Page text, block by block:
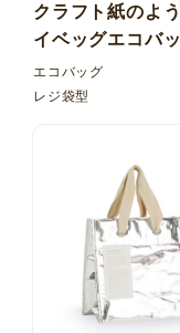
クラフト紙のよ
イベッグエコバ
レジ型 内ポケッ
たたみ
エコバッグ
レジ袋型